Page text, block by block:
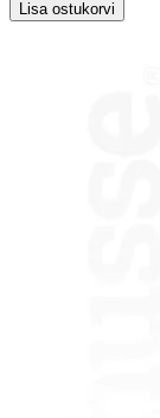
Lisa ostukorvi